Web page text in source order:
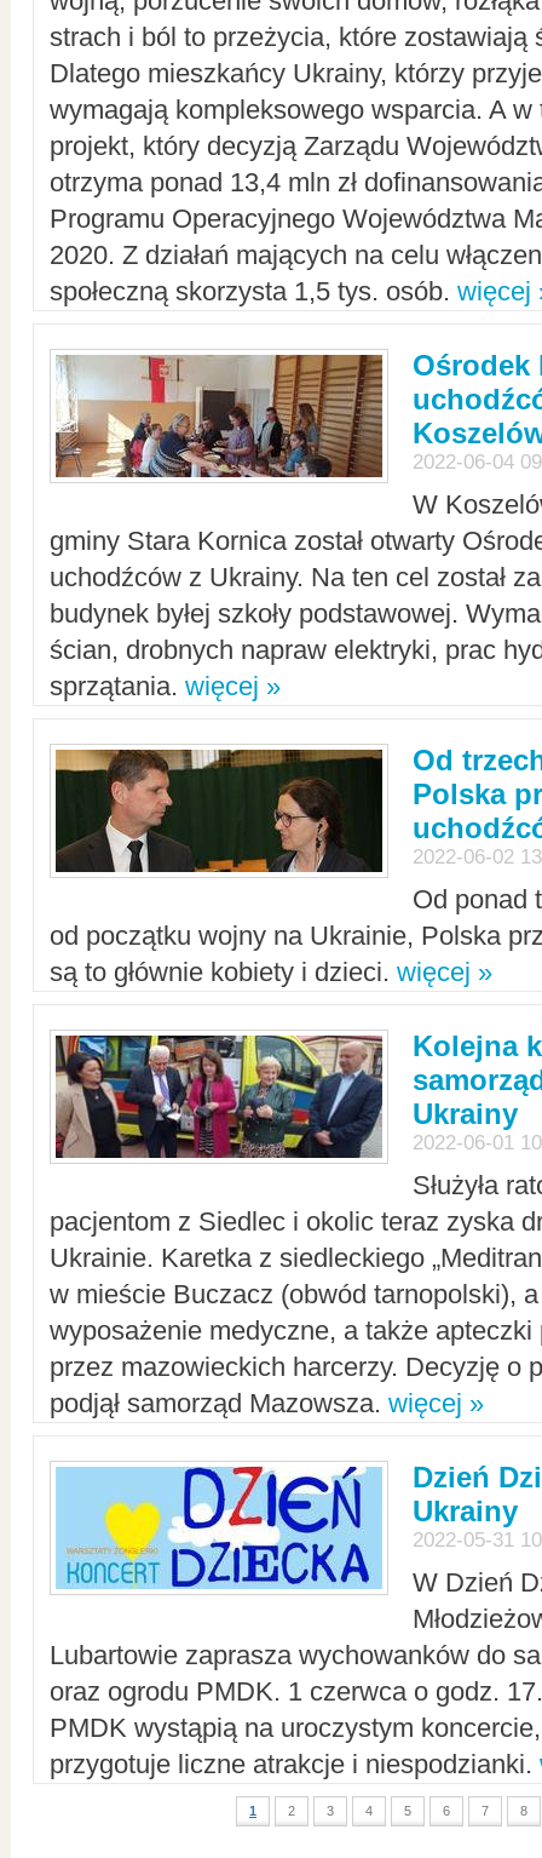
strach i ból to przeżycia, które zostawiają
Dlatego mieszkańcy Ukrainy, którzy
wymagają kompleksowego wsparcia. A w
projekt, który decyzją Zarządu
otrzyma ponad 13,4 mln zł
Programu Operacyjnego Województwa
2020. Z działań mających na celu
społeczną skorzysta 1,5 tys. osób. więcej
Ośrodek
2022-06-04
W
gminy Stara Kornica został otwarty
uchodźców z Ukrainy. Na ten cel został
budynek byłej szkoły podstawowej.
ścian, drobnych napraw elektryki, prac
sprzątania. więcej »
Od
Polska
2022-06-02
Od ponad
od początku wojny na Ukrainie, Polska
są to głównie kobiety i dzieci. więcej »
Kolejna
Ukrainy
2022-06-01
Służyła
pacjentom z Siedlec i okolic teraz zyska
Ukrainie. Karetka z siedleckiego
w mieście Buczacz (obwód tarnopolski),
wyposażenie medyczne, a także apteczki
przez mazowieckich harcerzy. Decyzję o
podjął samorząd Mazowsza. więcej »
Dzień
Ukrainy
2022-05-31
W Dzień
Lubartowie zaprasza wychowanków do
oraz ogrodu PMDK. 1 czerwca o godz.
PMDK wystąpią na uroczystym
przygotuje liczne atrakcje i niespodzianki.
1 2 3 4 5 6 7 8